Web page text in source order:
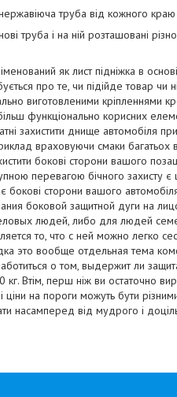
труба від кожного краю
труба і на ній розташовані
як лист підніжка в
про те, чи підійде товар чи
виготовленими кріпленнями
функціонально корисних
захистити днище автомобіля
враховуючи смаки багатьох
бокові сторони вашого
перевагою бічного
бокові сторони вашого
боковой защитной дуги на
людей, либо для людей
то, что с ней можно легко
это вообще отдельная тема
о том, выдержит ли
Втім, перш ніж ви остаточно
ціни на пороги можуть бути
насамперед від мудрого і